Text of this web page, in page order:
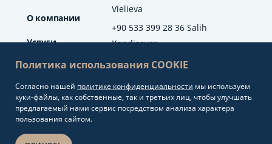
Vielieva
+90 533 399 28 36 Salih
Kendisever
info@artproperty.net
Mahmutlar Mah.
О компании
Услуги
Отзывы
Блог
Политика использования COOKIE
Согласно нашей политике конфиденциальности мы используем
куки-файлы, как собственные, так и третьих лиц, чтобы улучшать
предлагаемый нами сервис посредством анализа характера
пользования сайтом.